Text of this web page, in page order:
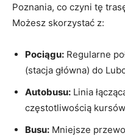
Poznania, co czyni tę
Możesz skorzystać z:
Pociągu: Regularne
(stacja główna) do
Autobusu: Linia
częstotliwością
Busu: Mniejsze